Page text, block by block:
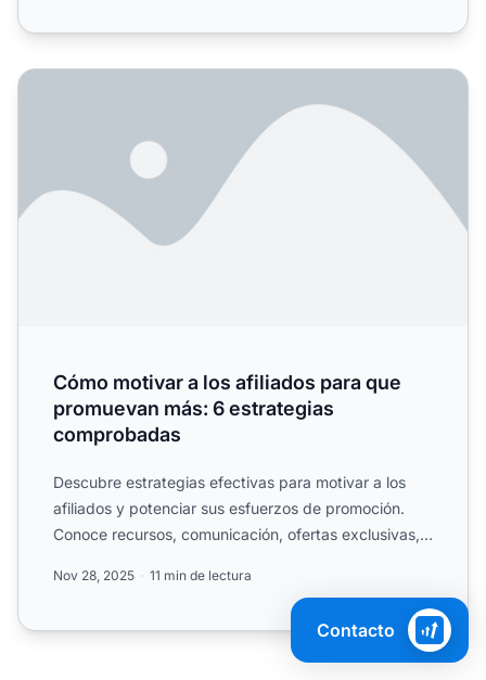
Cómo motivar a los afiliados para que promuevan más:
Cómo motivar a los afiliados para que
promuevan más: 6 estrategias
comprobadas
Descubre estrategias efectivas para motivar a los
afiliados y potenciar sus esfuerzos de promoción.
Conoce recursos, comunicación, ofertas exclusivas,
Nov 28, 2025 11 min de lectura
Contacto